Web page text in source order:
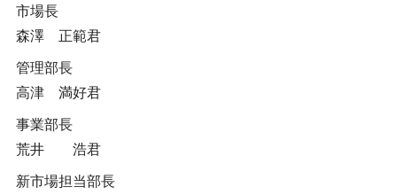
市場長
森澤 正範君
管理部長
高津 満好君
事業部長
荒井 浩君
新市場担当部長